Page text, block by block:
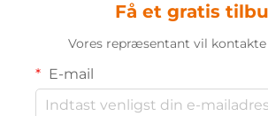
Få et gratis
Vores repræsentant vil
E-mail